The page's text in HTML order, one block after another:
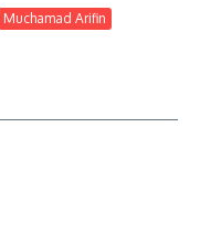
Muchamad Arifin